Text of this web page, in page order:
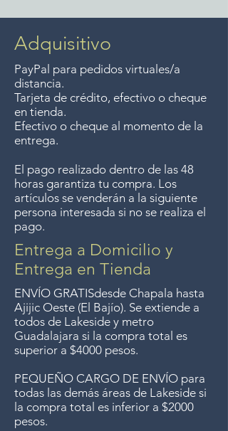
Lakeside (From Vista del Lago
to El Chante) for all combined
purchases over $4000 pesos.
For all other areas at the
Lakeside there is a small charge
if your total purchase is under
$4000 pesos.
Adquisitivo
PayPal para pedidos virtuales/a
distancia.
Tarjeta de crédito, efectivo o cheque
en tienda.
Efectivo o cheque al momento de la
entrega.
El pago realizado dentro de las 48
horas garantiza tu compra. Los
artículos se venderán a la siguiente
persona interesada si no se realiza el
pago.
Entrega a Domicilio y
Entrega en Tienda
ENVÍO GRATISdesde Chapala hasta
Ajijic Oeste (El Bajío). Se extiende a
todos de Lakeside y metro
Guadalajara si la compra total es
superior a $4000 pesos.
PEQUEÑO CARGO DE ENVÍO para
todas las demás áreas de Lakeside si
la compra total es inferior a $2000
pesos.